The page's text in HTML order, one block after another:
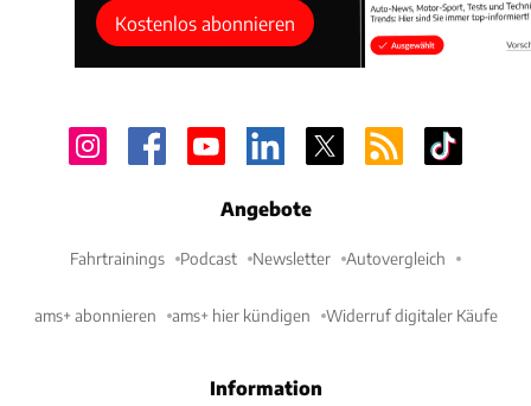
Kostenlos abonnieren
Angebote
Fahrtrainings Podcast Newsletter Autovergleich
ams+ abonnieren ams+ hier kündigen Widerruf digitaler Käufe
Information